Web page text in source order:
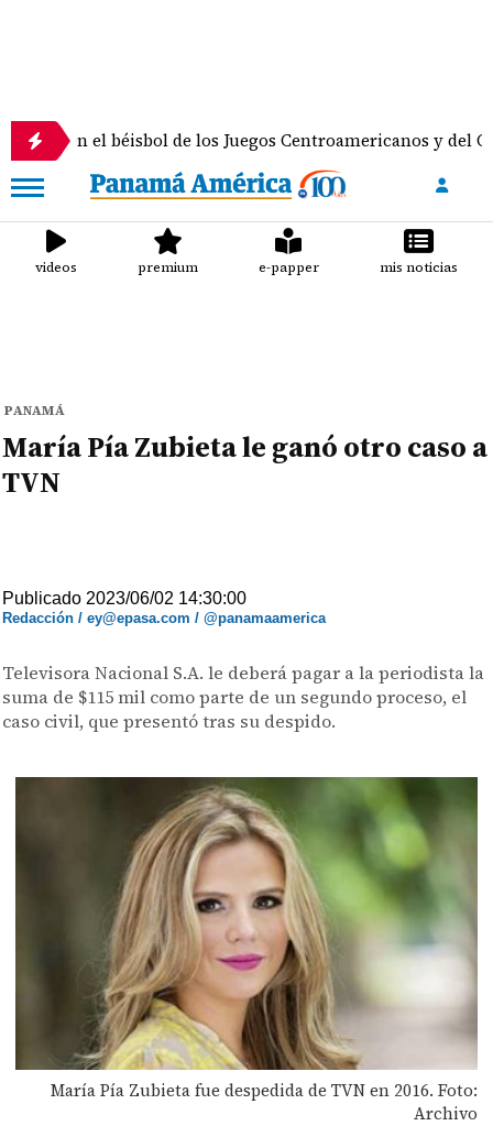
béisbol de los Juegos Centroamericanos y del Caribe
videos premium e-papper mis noticias
PANAMÁ
María Pía Zubieta le ganó otro caso a
TVN
Publicado 2023/06/02 14:30:00
Redacción / ey@epasa.com / @panamaamerica
Televisora Nacional S.A. le deberá pagar a la periodista la
suma de $115 mil como parte de un segundo proceso, el
caso civil, que presentó tras su despido.
María Pía Zubieta fue despedida de TVN en 2016. Foto:
Archivo